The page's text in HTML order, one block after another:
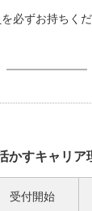
を必ずお持ちくだ
すキャリア
受付開始